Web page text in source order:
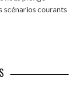
scénarios courants